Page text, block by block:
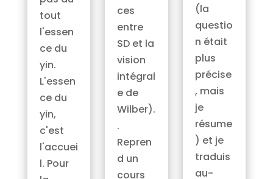
tout
l'essen
ce du
yin.
L'essen
ce du
yin,
c'est
l'accuei
l. Pour
ces
entre
SD et la
vision
intégral
e de
Wilber).
.
Repren
d un
cours
(la
questio
n était
plus
précise
, mais
je
résume
) et je
traduis
au-